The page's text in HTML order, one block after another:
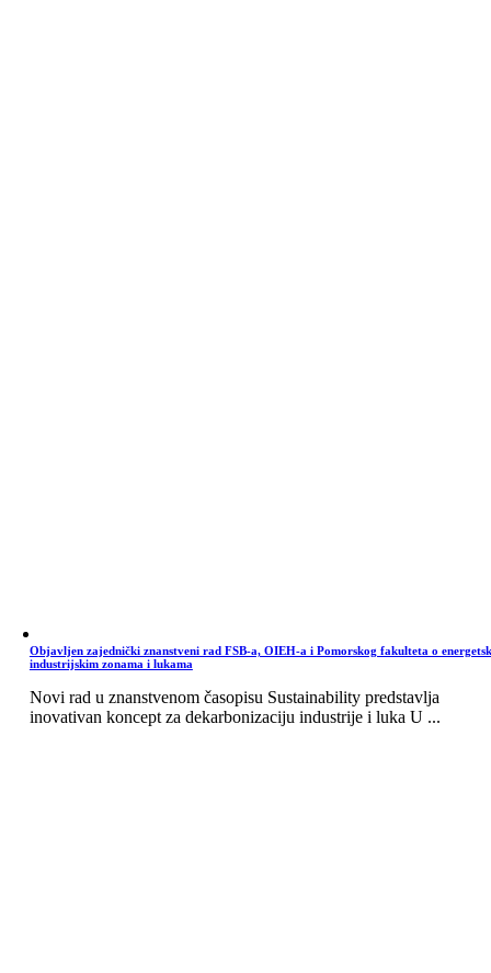
Objavljen zajednički znanstveni rad FSB-a, OIEH-a i Pomorskog fakulteta o
industrijskim zonama i lukama
Novi rad u znanstvenom časopisu Sustainability predstavlja
inovativan koncept za dekarbonizaciju industrije i luka U ...